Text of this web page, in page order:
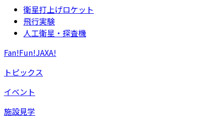
衛星打上げロケット
飛行実験
人工衛星・探査機
Fan!Fun!JAXA!
トピックス
イベント
施設見学